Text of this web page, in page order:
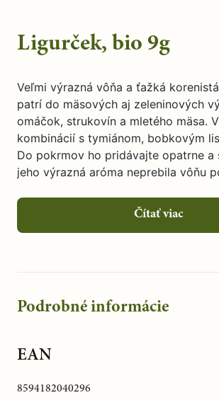
Ligurček, bio 9g
Veľmi výrazná vôňa a ťažká
patrí do mäsových aj zeleninových
omáčok, strukovín a mletého mäsa.
kombinácií s tymiánom, bobkovým
Do pokrmov ho pridávajte opatrne a
jeho výrazná aróma neprebila vôňu
Čítať viac
Podrobné informácie
EAN
8594182040296